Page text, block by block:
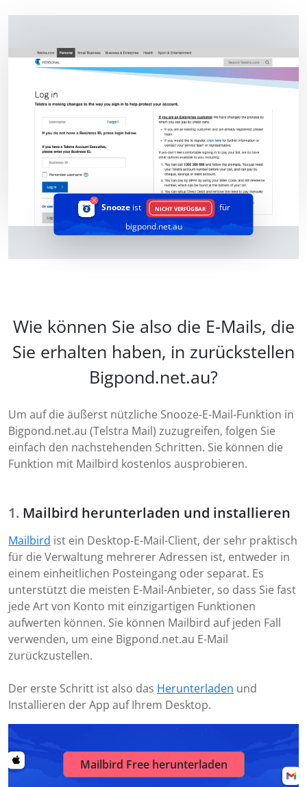
Snooze ist NICHT VERFÜGBAR
für
bigpond.net.au
Wie können Sie also die E-Mails, die
Sie erhalten haben, in zurückstellen
Bigpond.net.au?
Um auf die äußerst nützliche Snooze-E-Mail-Funktion in
Bigpond.net.au (Telstra Mail) zuzugreifen, folgen Sie
einfach den nachstehenden Schritten. Sie können die
Funktion mit Mailbird kostenlos ausprobieren.
Mailbird herunterladen und installieren
Mailbird ist ein Desktop-E-Mail-Client, der sehr praktisch
für die Verwaltung mehrerer Adressen ist, entweder in
einem einheitlichen Posteingang oder separat. Es
unterstützt die meisten E-Mail-Anbieter, so dass Sie fast
jede Art von Konto mit einzigartigen Funktionen
aufwerten können. Sie können Mailbird auf jeden Fall
verwenden, um eine Bigpond.net.au E-Mail
zurückzustellen.
Der erste Schritt ist also das Herunterladen und
Installieren der App auf Ihrem Desktop.
Mailbird Free herunterladen